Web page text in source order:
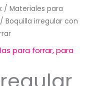
/ Materiales para
/ Boquilla irregular con
para forrar, para